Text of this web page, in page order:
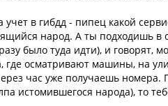
учет в гибдд - пипец какой
народ. А ты подходишь в
было туда идти), и говорят,
где осматривают машины, на
час уже получаешь номера.
истомившегося народа), то